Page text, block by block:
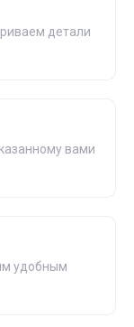
детали
вами
удобным